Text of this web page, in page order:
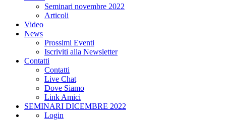
Seminari novembre 2022
Articoli
Video
News
Prossimi Eventi
Iscriviti alla Newsletter
Contatti
Contatti
Live Chat
Dove Siamo
Link Amici
SEMINARI DICEMBRE 2022
Login